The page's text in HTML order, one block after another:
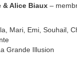
& Alice Biaux –
Mari, Emi, Souhail,
Grande Illusion